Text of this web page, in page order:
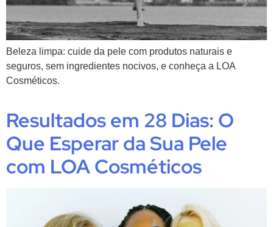
Beleza limpa: cuide da pele com produtos naturais e
seguros, sem ingredientes nocivos, e conheça a LOA
Cosméticos.
Resultados em 28 Dias: O
Que Esperar da Sua Pele
com LOA Cosméticos